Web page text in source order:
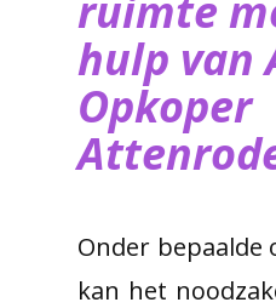
hulp van
Opkoper
Onder bepaalde
kan het